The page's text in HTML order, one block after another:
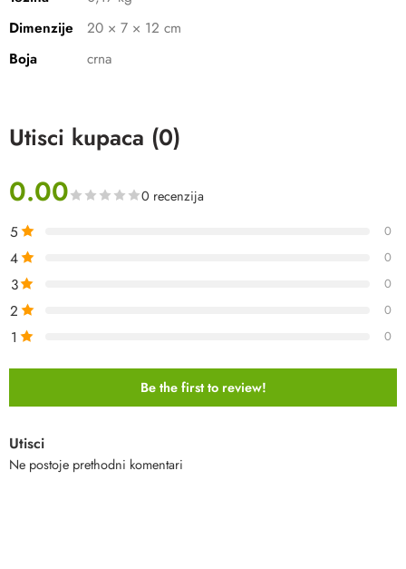
Dimenzije
20 × 7 × 12 cm
Boja
crna
Utisci kupaca (0)
0.00 0 recenzija
5 0
4 0
3 0
2 0
1 0
Be the first to review!
Utisci
Ne postoje prethodni komentari